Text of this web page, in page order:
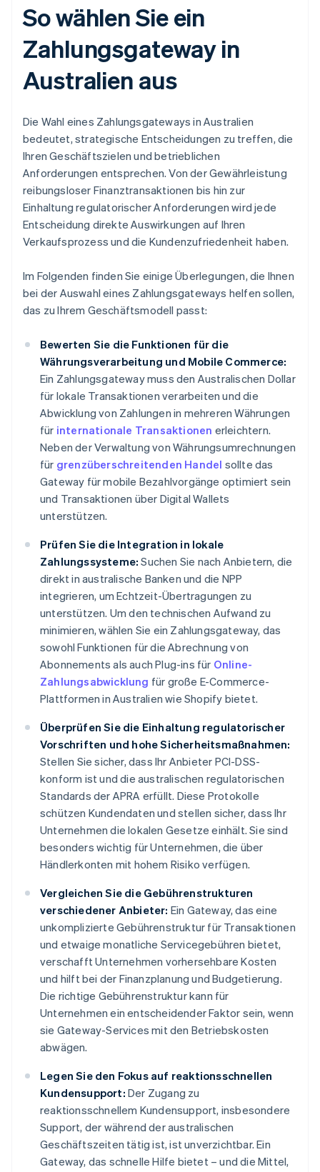
So wählen Sie ein
Zahlungsgateway in
Australien aus
Die Wahl eines Zahlungsgateways in Australien
bedeutet, strategische Entscheidungen zu treffen, die
Ihren Geschäftszielen und betrieblichen
Anforderungen entsprechen. Von der Gewährleistung
reibungsloser Finanztransaktionen bis hin zur
Einhaltung regulatorischer Anforderungen wird jede
Entscheidung direkte Auswirkungen auf Ihren
Verkaufsprozess und die Kundenzufriedenheit haben.
Im Folgenden finden Sie einige Überlegungen, die Ihnen
bei der Auswahl eines Zahlungsgateways helfen sollen,
das zu Ihrem Geschäftsmodell passt:
Bewerten Sie die Funktionen für die
Währungsverarbeitung und Mobile Commerce:
Ein Zahlungsgateway muss den Australischen Dollar
für lokale Transaktionen verarbeiten und die
Abwicklung von Zahlungen in mehreren Währungen
für internationale Transaktionen erleichtern.
Neben der Verwaltung von Währungsumrechnungen
für grenzüberschreitenden Handel sollte das
Gateway für mobile Bezahlvorgänge optimiert sein
und Transaktionen über Digital Wallets
unterstützen.
Prüfen Sie die Integration in lokale
Zahlungssysteme: Suchen Sie nach Anbietern, die
direkt in australische Banken und die NPP
integrieren, um Echtzeit-Übertragungen zu
unterstützen. Um den technischen Aufwand zu
minimieren, wählen Sie ein Zahlungsgateway, das
sowohl Funktionen für die Abrechnung von
Abonnements als auch Plug-ins für Online-
Zahlungsabwicklung für große E-Commerce-
Plattformen in Australien wie Shopify bietet.
Überprüfen Sie die Einhaltung regulatorischer
Vorschriften und hohe Sicherheitsmaßnahmen:
Stellen Sie sicher, dass Ihr Anbieter PCI-DSS-
konform ist und die australischen regulatorischen
Standards der APRA erfüllt. Diese Protokolle
schützen Kundendaten und stellen sicher, dass Ihr
Unternehmen die lokalen Gesetze einhält. Sie sind
besonders wichtig für Unternehmen, die über
Händlerkonten mit hohem Risiko verfügen.
Vergleichen Sie die Gebührenstrukturen
verschiedener Anbieter: Ein Gateway, das eine
unkomplizierte Gebührenstruktur für Transaktionen
und etwaige monatliche Servicegebühren bietet,
verschafft Unternehmen vorhersehbare Kosten
und hilft bei der Finanzplanung und Budgetierung.
Die richtige Gebührenstruktur kann für
Unternehmen ein entscheidender Faktor sein, wenn
sie Gateway-Services mit den Betriebskosten
abwägen.
Legen Sie den Fokus auf reaktionsschnellen
Kundensupport: Der Zugang zu
reaktionsschnellem Kundensupport, insbesondere
Support, der während der australischen
Geschäftszeiten tätig ist, ist unverzichtbar. Ein
Gateway, das schnelle Hilfe bietet – und die Mittel,